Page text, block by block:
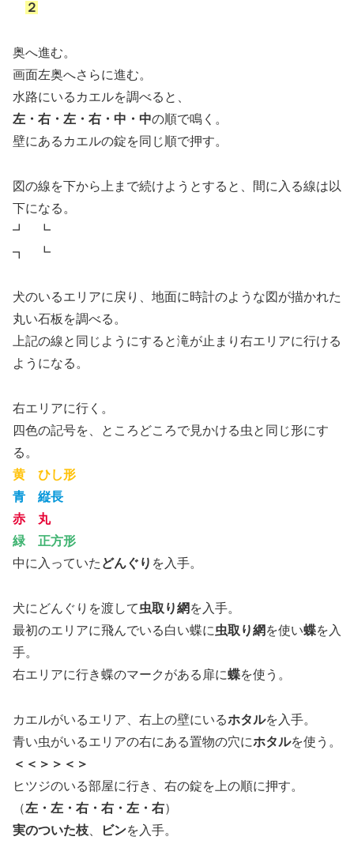
２
奥へ進む。
画面左奥へさらに進む。
水路にいるカエルを調べると、
左・右・左・右・中・中の順で鳴く。
壁にあるカエルの錠を同じ順で押す。
図の線を下から上まで続けようとすると、間に入る線は以
下になる。
┛ ┗
┓ ┗
犬のいるエリアに戻り、地面に時計のような図が描かれた
丸い石板を調べる。
上記の線と同じようにすると滝が止まり右エリアに行ける
ようになる。
右エリアに行く。
四色の記号を、ところどころで見かける虫と同じ形にす
る。
黄 ひし形
青 縦長
赤 丸
緑 正方形
中に入っていた どんぐり を入手。
犬にどんぐりを渡して虫取り網 を入手。
最初のエリアに飛んでいる白い蝶に虫取り網 を使い蝶を入
手。
右エリアに行き蝶のマークがある扉に蝶を使う。
カエルがいるエリア、右上の壁にいるホタルを入手。
青い虫がいるエリアの右にある置物の穴にホタルを使う。
＜＜＞＞＜＞
ヒツジのいる部屋に行き、右の錠を上の順に押す。
（左・左・右・右・左・右）
実のついた枝
ビンを入手。